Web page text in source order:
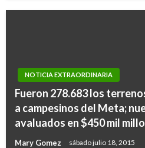
NOTICIA EXTRAORDINARIA
Fueron 278.683 los
a campesinos del Meta;
avaluados en $450 mil
Mary Gomez sábado julio 18, 2015